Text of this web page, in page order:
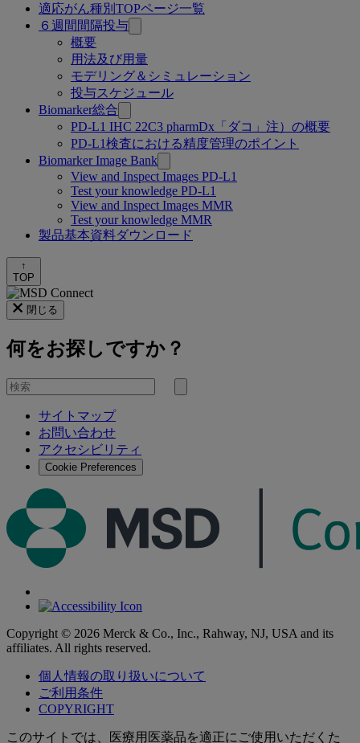
適応がん種別TOPページ一覧
６週間間隔投与
概要
用法及び用量
モデリング＆シミュレーション
投与スケジュール
Biomarker総合
PD-L1 IHC 22C3 pharmDx「ダコ」注）の概要
PD-L1検査における精度管理のポイント
Biomarker Image Bank
View and Inspect Images PD-L1
Test your knowledge PD-L1
View and Inspect Images MMR
Test your knowledge MMR
製品基本資料ダウンロード
↑
TOP
閉じる
何をお探しですか？
を
検
サイトマップ
お問い合わせ
アクセシビリティ
Cookie Preferences
Copyright © 2026 Merck & Co., Inc., Rahway, NJ, USA and its
affiliates. All rights reserved.
個人情報の取り扱いについて
ご利用条件
COPYRIGHT
このサイトでは、医療用医薬品を適正にご使用いただくた